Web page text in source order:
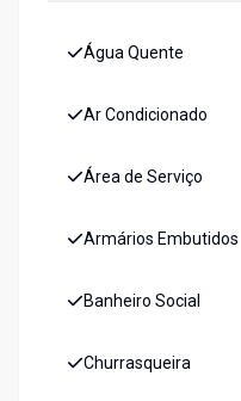
Água Quente
Ar Condicionado
Área de Serviço
Armários Embutidos
Banheiro Social
Churrasqueira